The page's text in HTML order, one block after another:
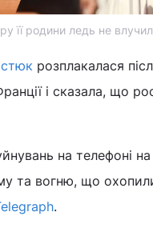
її родини ледь не
розплакалася
і сказала, що
на телефоні
та вогню, що
.